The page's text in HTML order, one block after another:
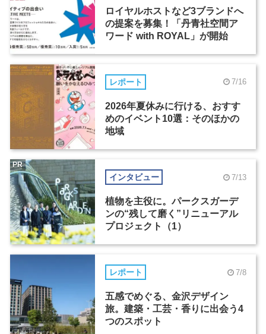
ロイヤルホストなど3ブランドへ
の提案を募集！「丹青社空間ア
ワード with ROYAL」が開始
レポート 7/16
2026年夏休みに行ける、おすす
めのイベント10選：そのほかの
地域
インタビュー 7/13
植物を主役に。パークスガーデ
ンの“残して磨く”リニューアル
プロジェクト（1）
PR
レポート 7/8
五感でめぐる、金沢デザイン
旅。建築・工芸・香りに出会う4
つのスポット